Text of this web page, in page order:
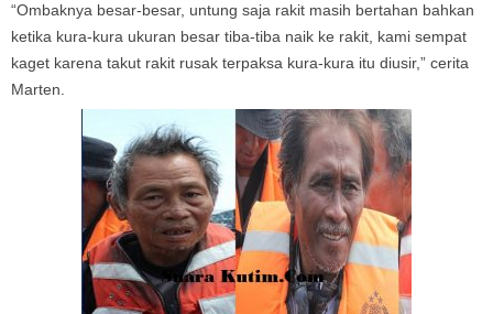
“Ombaknya besar-besar, untung saja rakit masih bertahan bahkan
ketika kura-kura ukuran besar tiba-tiba naik ke rakit, kami sempat
kaget karena takut rakit rusak terpaksa kura-kura itu diusir,” cerita
Marten.